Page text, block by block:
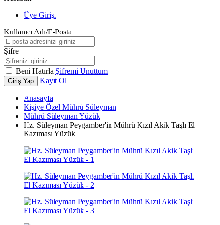
Üye Girişi
Kullanıcı Adı/E-Posta
Şifre
Beni Hatırla Şifremi Unuttum
Giriş Yap Kayıt Ol
Anasayfa
Kişiye Özel Mührü Süleyman
Mührü Süleyman Yüzük
Hz. Süleyman Peygamber'in Mührü Kızıl Akik Taşlı El
Kazıması Yüzük